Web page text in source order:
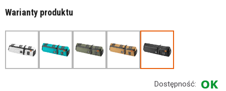
Warianty produktu
Dostępność: